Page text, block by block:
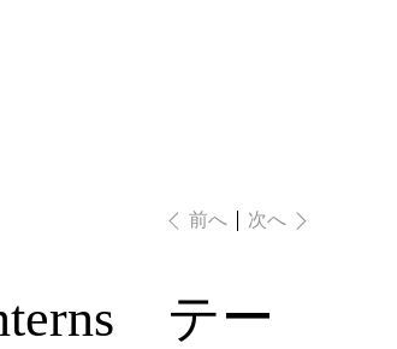
前へ 次へ
テー